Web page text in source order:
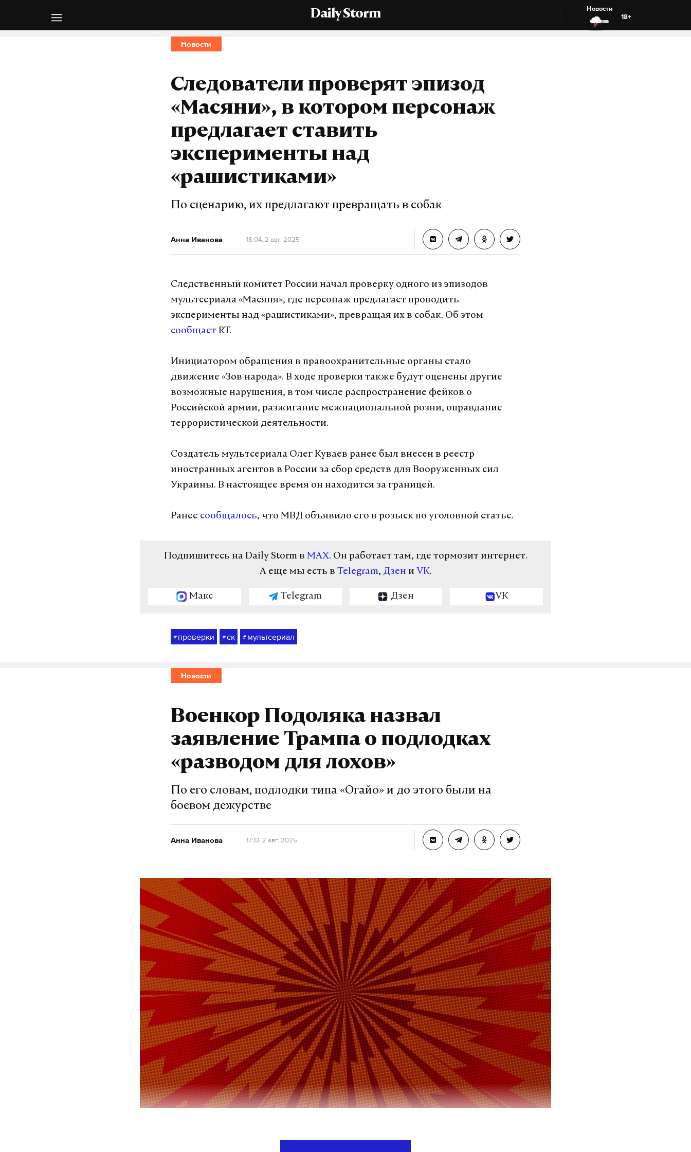
Daily Storm
Новости
18+
Новости
Следователи проверят эпизод
«Масяни», в котором персонаж
предлагает ставить
эксперименты над
«рашистиками»
По сценарию, их предлагают превращать в собак
Анна Иванова 18:04, 2 авг. 2025
Следственный комитет России начал проверку одного из эпизодов
мультсериала «Масяня», где персонаж предлагает проводить
эксперименты над «рашистиками», превращая их в собак. Об этом
сообщает RT.
Инициатором обращения в правоохранительные органы стало
движение «Зов народа». В ходе проверки также будут оценены другие
возможные нарушения, в том числе распространение фейков о
Российской армии, разжигание межнациональной розни, оправдание
террористической деятельности.
Создатель мультсериала Олег Куваев ранее был внесен в реестр
иностранных агентов в России за сбор средств для Вооруженных сил
Украины. В настоящее время он находится за границей.
Ранее сообщалось, что МВД объявило его в розыск по уголовной статье.
Подпишитесь на Daily Storm в MAX. Он работает там, где тормозит интернет.
А еще мы есть в Telegram, Дзен и VK.
Макс Telegram Дзен VK
# проверки #ск # мультсериал
Новости
Военкор Подоляка назвал
заявление Трампа о подлодках
«разводом для лохов»
По его словам, подлодки типа «Огайо» и до этого были на
боевом дежурстве
Анна Иванова 17:13, 2 авг. 2025